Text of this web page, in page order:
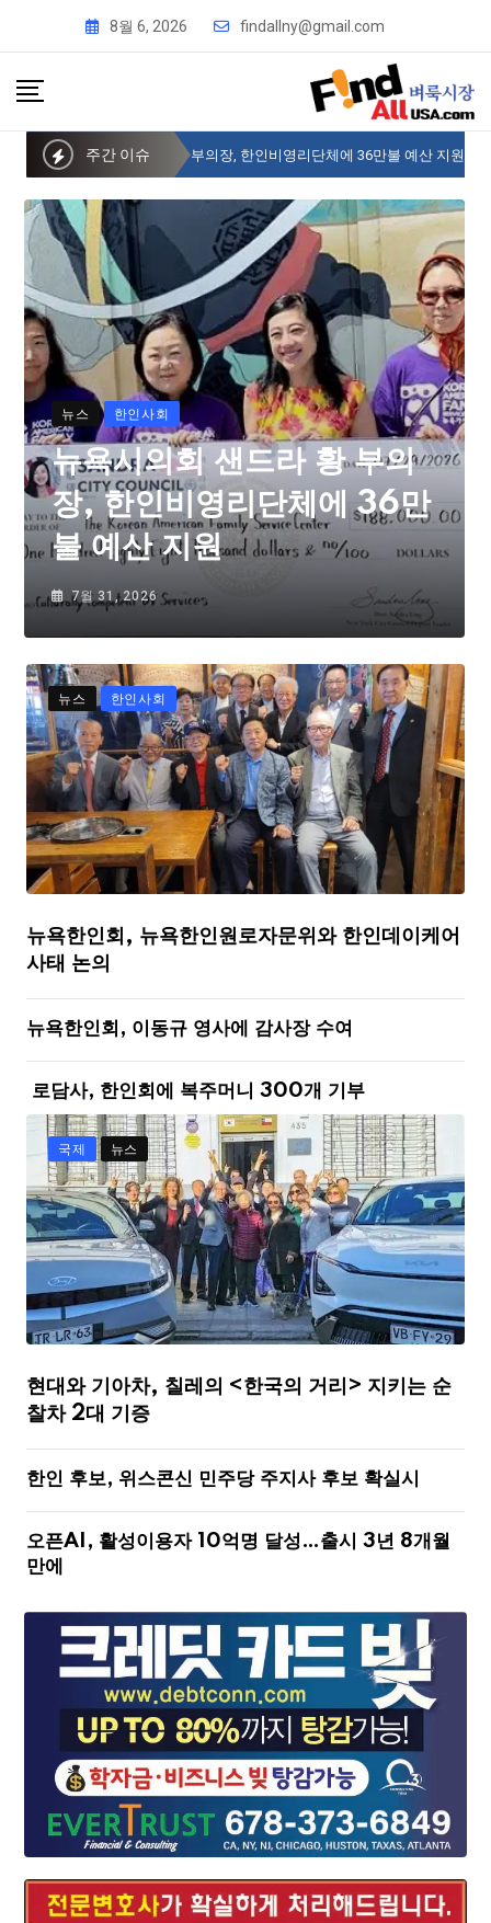
8월 6, 2026 findallny@gmail.com
주간 이슈
뉴욕시의회 샌드라 황 부의장, 한인비영리단체에 36만불 예산 지원
뉴스 한인사회
뉴욕시의회 샌드라 황 부의
장, 한인비영리단체에 36만
불 예산 지원
7월 31, 2026
뉴스 한인사회
뉴욕한인회, 뉴욕한인원로자문위와 한인데이케어
사태 논의
뉴욕한인회, 이동규 영사에 감사장 수여
로담사, 한인회에 복주머니 300개 기부
국제 뉴스
현대와 기아차, 칠레의 <한국의 거리> 지키는 순
찰차 2대 기증
한인 후보, 위스콘신 민주당 주지사 후보 확실시
오픈AI, 활성이용자 10억명 달성…출시 3년 8개월
만에